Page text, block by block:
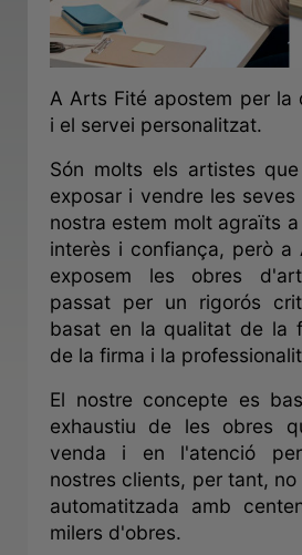
A Arts Fité apostem per la
i el servei personalitzat.
Són molts els artistes
exposar i vendre les
nostra estem molt agraïts
interès i confiança, però a
exposem les obres
passat per un rigorós
basat en la qualitat de la
de la firma i la
El nostre concepte es
exhaustiu de les obres
venda i en l'atenció
nostres clients, per tant, no
automatitzada amb
milers d'obres.